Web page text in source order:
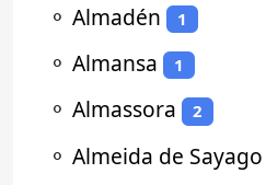
⚬ Almadén 1
⚬ Almansa 1
⚬ Almassora 2
⚬ Almeida de Sayago